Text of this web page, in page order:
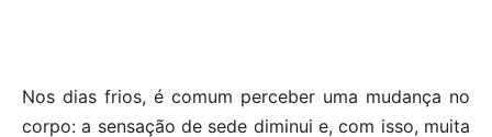
Nos dias frios, é comum perceber uma mudança no
corpo: a sensação de sede diminui e, com isso, muita